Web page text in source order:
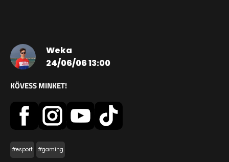
Weka
24/06/06 13:00
KÖVESS MINKET!
#esport #gaming